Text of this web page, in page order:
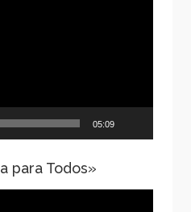
05:09
para Todos»